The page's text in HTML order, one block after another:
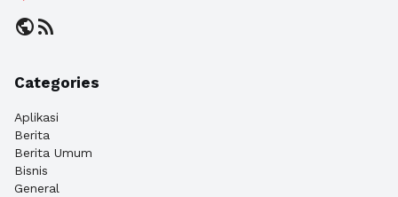
publicrss_feed
Categories
Aplikasi
Berita
Berita Umum
Bisnis
General